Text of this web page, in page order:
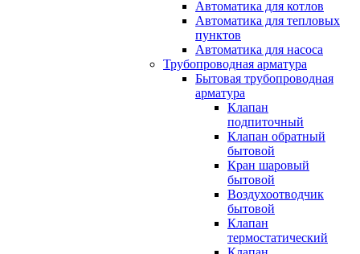
Автоматика для котлов
Автоматика для тепловых
пунктов
Автоматика для насоса
Трубопроводная арматура
Бытовая трубопроводная
арматура
Клапан
подпиточный
Клапан обратный
бытовой
Кран шаровый
бытовой
Воздухоотводчик
бытовой
Клапан
термостатический